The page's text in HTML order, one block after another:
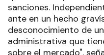
sanciones.
ante en un hecho
desconocimiento de
administrativa que
sobre el mercado",